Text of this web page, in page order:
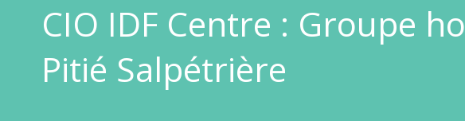
CIO IDF Centre : Groupe
Pitié Salpétrière